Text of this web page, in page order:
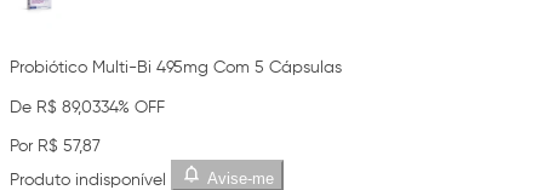
Probiótico Multi-Bi 495mg Com 5 Cápsulas
De R$ 89,0334% OFF
Por R$ 57,87
Produto indisponível
Avise-me